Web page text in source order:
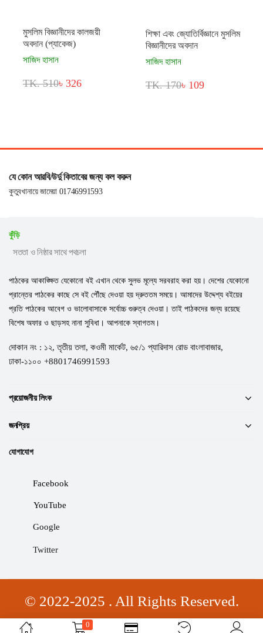
0
মুসলিম বিজ্ঞানীদের কালজয়ী
অবদান (প্যাকেজ)
সাজিদ হাসান
TK. 510৳ 326
শিক্ষা এবং জ্যোতির্বিজ্ঞানে মুসলিম
বিজ্ঞানীদের অবদান
সাজিদ হাসান
TK. 170৳ 109
যে কোন আরবি/উর্দু কিতাবের জন্য কল করুন
কুতুবখানায়ে জামেয়া 01746991593
কুঁড়ি
সততা ও নিষ্ঠার সাথে পথচলা
পাঠকের আকাঙ্ক্ষিত যেকোনো বই এখান থেকে সুলভ মূল্যে সরবরাহ করা হয়। দেশের যেকোনো
প্রান্তের পাঠকের কাছে সে বই পৌঁছে দেওয়া হয় দ্রুততম সময়ে। আমাদের উদ্দেশ্য বইয়ের
প্রতি পাঠকের আবেগ ও ভালোবাসাকে সর্বোচ্চ গুরুত্ব দেওয়া। তাই পাঠকদের জন্য রয়েছে
বিশেষ অফার ও ছাড়সহ নানা সুবিধা। আপনাকে স্বাগতম।
দোকান নং : ১২, তৃতীয় তলা, কওমী মার্কেট, ৬৫/১ প্যারিদাস রোড বাংলাবাজার,
ঢাকা-১১০০ +8801746991593
প্রয়োজনীয় লিংক
জনপ্রিয়
যোগাযোগ
Facebook
YouTube
Google
Twitter
© 2022-2025 . All Rights Reserved.